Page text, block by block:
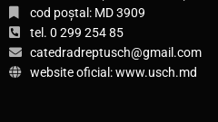
cod poștal: MD 3909
tel. 0 299 254 85
catedradreptusch@gmail.com
website oficial: www.usch.md